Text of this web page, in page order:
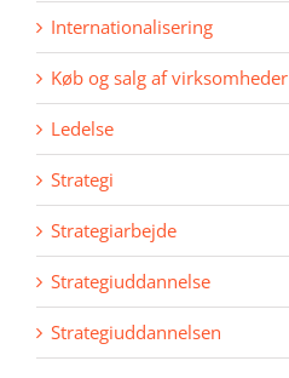
Internationalisering
Køb og salg af virksomheder
Ledelse
Strategi
Strategiarbejde
Strategiuddannelse
Strategiuddannelsen